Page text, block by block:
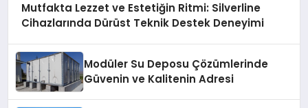
Mutfakta Lezzet ve Estetiğin Ritmi: Silverline
Cihazlarında Dürüst Teknik Destek Deneyimi
Modüler Su Deposu Çözümlerinde
Güvenin ve Kalitenin Adresi